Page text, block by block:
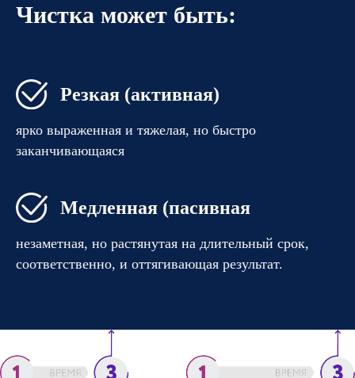
Чистка может быть:
Резкая (активная)
ярко выраженная и тяжелая, но быстро
заканчивающаяся
Медленная (пасивная
незаметная, но растянутая на длительный срок,
соответственно, и оттягивающая результат.